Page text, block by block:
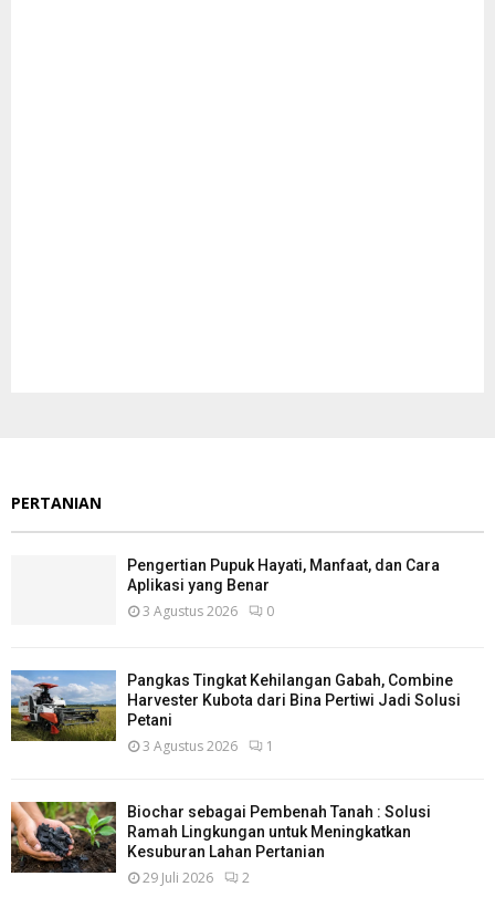
PERTANIAN
Pengertian Pupuk Hayati, Manfaat, dan Cara
Aplikasi yang Benar
3 Agustus 2026 0
Pangkas Tingkat Kehilangan Gabah, Combine
Harvester Kubota dari Bina Pertiwi Jadi Solusi
Petani
3 Agustus 2026 1
Biochar sebagai Pembenah Tanah : Solusi
Ramah Lingkungan untuk Meningkatkan
Kesuburan Lahan Pertanian
29 Juli 2026 2